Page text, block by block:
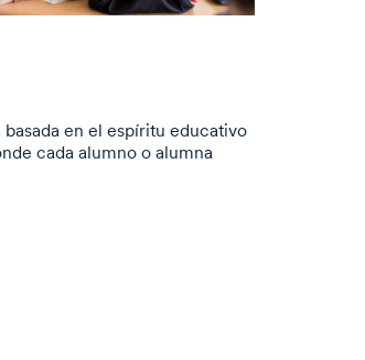
en el espíritu educativo
cada alumno o alumna